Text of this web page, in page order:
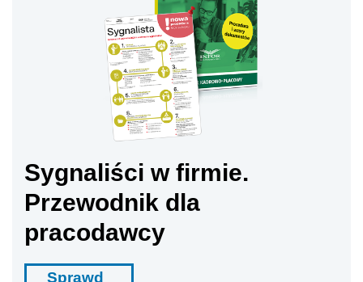
Sygnaliści w firmie.
Przewodnik dla
pracodawcy
Sprawd